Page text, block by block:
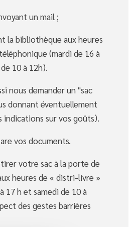
un mail ;
la bibliothèque aux heures
(mardi de 16 à
10 à 12h).
nous demander un "sac
donnant éventuellement
indications sur vos goûts).
vos documents.
votre sac à la porte de
heures de « distri-livre »
17 h et samedi de 10 à
des gestes barrières